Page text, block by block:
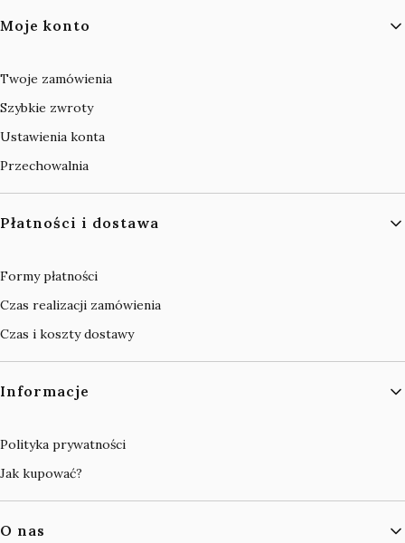
Moje konto
Twoje zamówienia
Szybkie zwroty
Ustawienia konta
Przechowalnia
Płatności i dostawa
Formy płatności
Czas realizacji zamówienia
Czas i koszty dostawy
Informacje
Polityka prywatności
Jak kupować?
O nas